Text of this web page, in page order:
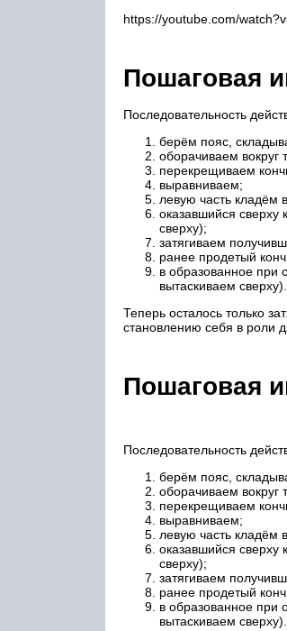
https://youtube.com/
Пошаговая
Последовательность
берём пояс,
оборачиваем вокруг
перекрещиваем
выравниваем;
левую часть кладём
оказавшийся
сверху);
затягиваем
ранее продетый
в образованное при
вытаскиваем сверху).
Теперь осталось только
становлению себя в роли
Пошаговая
Последовательность
берём пояс,
оборачиваем вокруг
перекрещиваем
выравниваем;
левую часть кладём
оказавшийся
сверху);
затягиваем
ранее продетый
в образованное при
вытаскиваем сверху).